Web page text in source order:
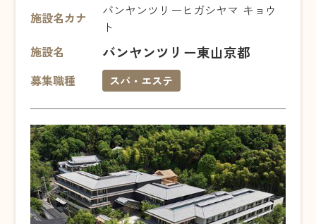
施設名カナ
バンヤンツリーヒガシヤマ キョウ
ト
施設名
バンヤンツリー東山京都
募集職種 スパ・エステ